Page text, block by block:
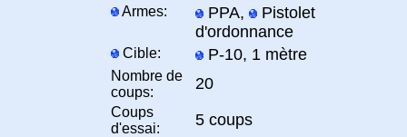
Armes: PPA,
Pistolet
d'ordonnance
Cible: P-10, 1 mètre
Nombre de
coups:
20
Coups
d'essai:
5 coups